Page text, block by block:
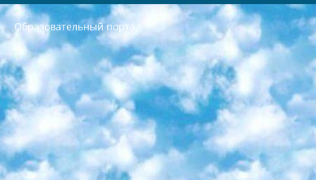
Образовательный портал
РЕСПУБЛИКА УЗБЕКИСТАН МИНИСТРЕРСТВО ДОШКОЛЬНОГО И ШКОЛЬНОГО ОБРАЗОВАНИЯ КОМАНДА в общеобразовательных учреждениях в 2023-2024 учебном году организация и проведение итоговой государственной аттестации обучающихся о Министра дошкольного и школьного образования Республики Узбекистан от 4 марта 2008 года (постановлением Минюста от 20 марта 2008 года № 1778 государственной регистрации) «Итоговое состояние учащихся общего среднего образования на основании положения об утверждении положения об аттестации общего среднего образования выпускной экзамен студентов в образовательных учреждениях в 2023-2024 учебном году В целях организации и прохождения аттестации приказываю: 1. Следующее: перечень предметов, по которым будет проводиться итоговая государственная аттестация и экзамен формы перевода согласно приложению 1; сертификаты международного образца, оценивающие уровень владения иностранными языками перечень согласно приложению 2; 2. Педагогический при специализированных образовательных учреждениях. научно-практический центр квалификации и международной оценки (Д.Давидова) 2024 г. До 25 марта: задания по предметам, по которым будет проводиться итоговая аттестация разработка и утверждение технических условий; итоговая аттестация на основании разработанного предметного задания разработка вопросов по предметам (устно и письменно), экзамен передача; общеобразовательные средние школы и специальные учебные заведения учащиеся выпускных классов школ и интернатов в агентской системе подготовка базы данных экзаменационных материалов и критериев оценки; перевод базы экзаменационных материалов на все языки обучения подать в Республиканский образовательный центр для изготовления; варианты экзаменов на основе разработанных контрольных материалов пусть будут поставлены задачи формирования. 3. Республиканский образовательный центр (Ш.Худайкулов) до 5 апреля 2024 года. до: база данных предоставленных экзаменационных материалов на все языки обучения перевод и экспертиза; для слепых, слабовидящих, глухих, слабослышащих и умственно отсталых детей учащиеся выпускных классов специализированных школ и школ-интернатов база данных экзаменационных материалов на всех преподаваемых языках подготовка критериев оценки; специализированные школы для умственно отсталых детей и технологии для учащихся выпускных классов школ-интернатов разработка соответствующих рекомендаций и критериев проведения ЕГЭ по естествознанию давать задания. 4. Педагогический при специализированных образовательных учреждениях. Научно-практический центр навыков и международной оценки (Д.Давидова), Республика образовательный центр (Худайкулов Ш.) итоговый государственный аттестационный экзамен ориентирован на творческое и логическое мышление при подготовке базы материалов учитывать введение заданий. 5. Следует отметить, что: сертификат государственного образца о знании общеобразовательного предмета и как минимум национальный уровень B1 по предметам на иностранных языках, указанным в Приложении 2. или международно признанный сертификат эквивалентного уровня студенты, изучающие определенный предмет, освобождаются от экзамена; по соответствующим предметам запланирована итоговая государственная аттестация за день до дня, путем жеребьевки Рабочей группой (в письменной форме по предметам, проводимым в форме) из числа сформированных вариантов выбрано 2 варианта; 2 выбранных варианта экзамена анонсированы на официальном сайте министерства и все выпускники по всей стране на основе этих вариантов проводит итоговую государственную аттестацию. 6. Государственное образование учащихся средних общеобразовательных учреждений. знания в соответствии с квалификационными требованиями, которые необходимо приобрести на основании стандартов итоговый (выпускной) контроль для 9 и 11 классов в целях тестирования Экзамены (далее – экзамены) состоят из предметов, перечисленных в приложении 1. будет сделано. 7. Экзамены пройдут с 26 мая по 15 июня 2024 г. (кроме науки физического воспитания). 8. Физическая для учащихся 9 классов общесредних образовательных учреждений. Экзамены по предмету «Образование, квалификация медицина» 1-6 мая 2024 года. сотрудники перевести под присмотр (с отклонениями в физическом или умственном развитии) специализированная школа для детей, школы-интернаты и со сколиозом школы-интернаты санаторного типа для больных детей исключены). 9. Он был слепым, слабовидящим и имел нарушения опорно-двигательного аппарата. экзамены в специализированных школах и интернатах для детей должны проводиться исходя из требований, предъявляемых к общеобразовательным учреждениям (физкультура кроме науки). 10. Специализированная школа для глухих и слабослышащих детей. и экзамены в интернатах и быть реализован в виде письменного теста по математике. 11. Специальность для умственно отсталых детей. Для 9 класса Родной язык и литературное письмо Государственный язык (язык обучения – узбекский). для неклассов) написано Математическое письмо Письменная/устная история Узбекистана Физическое воспитание практично Итоговый контроль Для 11 класса Написание родного языка и литературы (эссе) Математическое письмо Узбекский язык (обучение на узбекском языке) не посещающее общее среднее образование для учреждений)/Образовательное учреждение выбор письменный и устный Иностранный язык письменный/устный Письменная/устная история Узбекистана *По выбору студента:  Химия  Физика  Основы государственного права  География 10 бесплатных образовательных ресурсов - Мы составили подборку онлайн-проектов с интерактивными упражнениями, видеолекциями и статьями. Они помогут вам обрести новые и освежить старые знания бесплатно. 1. «ИНТУИТ» Старейшая образовательная площадка Рунета. Здесь вы найдёте сотни текстовых и видеокурсов на десятки различных тем — от программирования до психологии. Многие курсы подготовлены российскими университетами и крупными международными компаниями вроде Intel и Microsoft. Самостоятельное обучение бесплатное, но желающие могут оплатить услуги персональных наставников. 2. «Смартия» знакомит с актуальными профессиями и подсказывает, как им обучаться. Выбрав заинтересовавшую вас специальность — SMM-специалист, фотограф, веб-дизайнер или другую, — увидите список необходимых для неё умений. Чтобы вы могли освоить их самостоятельно, для каждого умения площадка отображает подборку ссылок на учебные материалы. Хотя «Смартия» ориентируется на русскоязычную аудиторию, часть контента всё же доступна только на английском. 3. «Лекторий Физтеха» Проект Московского физико-технического института (Физтеха). С его помощью вы можете смотреть онлайн серии лекций, записанные на видео в этом вузе. В числе доступных предметов — физика, биология, химия, информационные технологии и другие. К некоторым лекциям администрация ресурса прилагает готовые конспекты, которые можно скачивать в PDF-формате. 4. ITMOcourses Онлайн-площадка Санкт-Петербургского национального исследовательского университета информационных технологий, механики и оптики (ИТМО). Ресурс предоставляет свободный доступ к курсам, разработанным в этом вузе. Каталог материалов разбит на четыре категории: «Оптические системы и технологии», «Приборостроение и робототехника», «Информационные технологии» и «Биотехнологии». Курсы состоят из видеолекций, интерактивных демонстраций и заданий. 5. «КиберЛенинка» Электронная научная библиотека открытого доступа. Каталог площадки регулярно обрастает текстами статей из различных научных изданий. Сгруппированные по журналам и рубрикам публикации можно читать онлайн или скачивать целиком в PDF-формате. Проект нацелен на популяризацию науки за счёт открытого доступа к качественной информации. 6. «ПостНаука» На этом ресурсе публикуют подборки видеолекций, составленные экспертами из разных отраслей и объединённые общими темами. Среди них, к примеру, есть серии «Биоинформатика и геномика», «Культура средневековой Скандинавии» и Cinema Studies о теории кино. Каждая подборка лекций — логически связанная история, рассказанная экспертом от первого лица. Кроме того, на сайте появляются научно-образовательные статьи и тесты на разные темы. 7. «Newочём» Команда проекта «Newочём» отбирает самые интересные тексты из англоязычных СМИ и переводит те из них, за которые голосуют участники сообщества «ВКонтакте». По большей части это научно-популярные статьи. Редакторы придумывают лишь заголовки, в остальном содержание переводов соответствует оригиналам. Полные тексты можно читать прямо в социальной сети. 8. InternetUrok Онлайн-база материалов по основным дисциплинам школьной программы. Информация на сайте структурирована по классам, предметам и темам (урокам). Каждый урок состоит из видеолекций и конспектов. Есть также интерактивные тренажёры и тесты для закрепления пройденного материала. Даже если вы давно окончили школу, возможность повторить программу старших классов всегда может пригодиться. 9. Edutainme Ещё один ресурс об образовании. В отличие от Newtonew, как мне кажется, Edutainme больше ориентируется на представителей индустрии: педагогов, предпринимателей, разработчиков образовательных проектов. Но и любой, кто просто стремится к саморазвитию, найдёт на сайте много полезного и интересного для себя. Например, информацию о новых курсах и образовательных сервисах. 10. Newtonew Онлайн-медиа об образовании и обучении в широком смысле. Авторы Newtonew пишут об инструментах, заведениях, тактиках и стратегиях, которые помогают учить других и получать новые знания самостоятельно. На этой площадке вы найдёте новости, обзоры, аналитические мат